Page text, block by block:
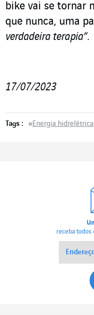
bike vai se tornar
que nunca, uma
verdadeira terapia”.
17/07/2023
Tags : #Energia hidrelétrica
receba todos